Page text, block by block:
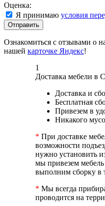
Оценка:
Я принимаю условия
Отправить
Ознакомиться с отзывами о
нашей карточке Яндекс!
1
Доставка мебели в
Доставка и
Бесплатная
Привезем в
Никакого
* При доставке
возможности
нужно установить
мы привезем
выполним сборку в
* Мы всегда
проводится на